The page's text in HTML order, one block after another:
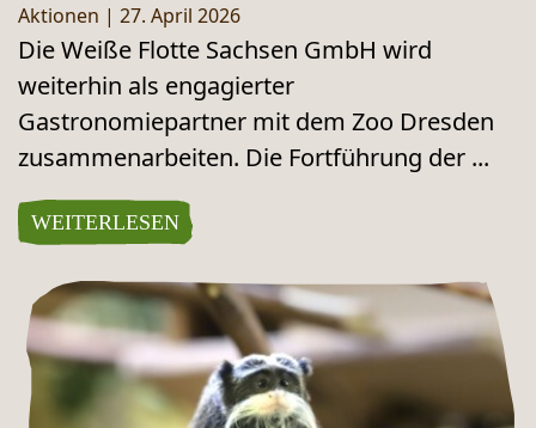
Aktionen | 27. April 2026
Die Weiße Flotte Sachsen GmbH wird
weiterhin als engagierter
Gastronomiepartner mit dem Zoo Dresden
zusammenarbeiten. Die Fortführung der ...
WEITERLESEN